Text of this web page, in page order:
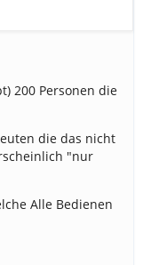
200 Personen die
die das nicht
"nur
Alle Bedienen